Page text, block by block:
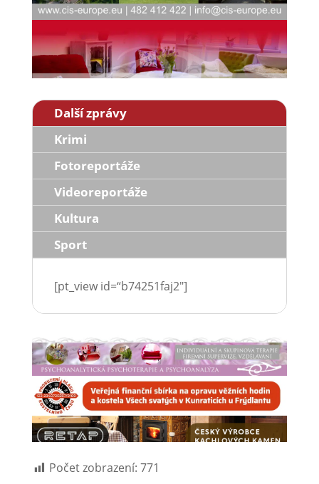
Další zprávy
Krimi
Fotoreportáže
Videoreportáže
Kultura
Sport
[pt_view id=“b74251faj2″]
Počet zobrazení: 771